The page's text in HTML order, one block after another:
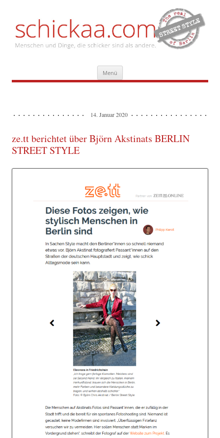
Menü Inhalt
springen
14. Januar 2020
ze.tt berichtet über Björn Akstinats BERLIN
STREET STYLE